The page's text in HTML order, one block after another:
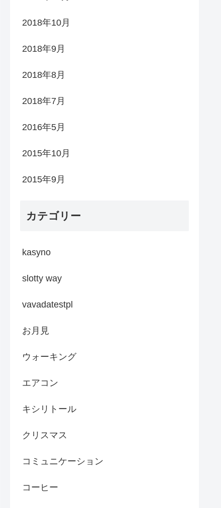
2018年10月
2018年9月
2018年8月
2018年7月
2016年5月
2015年10月
2015年9月
カテゴリー
kasyno
slotty way
vavadatestpl
お月見
ウォーキング
エアコン
キシリトール
クリスマス
コミュニケーション
コーヒー